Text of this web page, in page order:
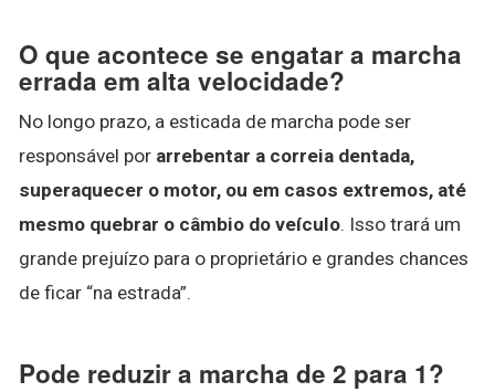
O que acontece se engatar a marcha
errada em alta velocidade?
No longo prazo, a esticada de marcha pode ser
responsável por arrebentar a correia dentada,
superaquecer o motor, ou em casos extremos, até
mesmo quebrar o câmbio do veículo. Isso trará um
grande prejuízo para o proprietário e grandes chances
de ficar “na estrada”.
Pode reduzir a marcha de 2 para 1?